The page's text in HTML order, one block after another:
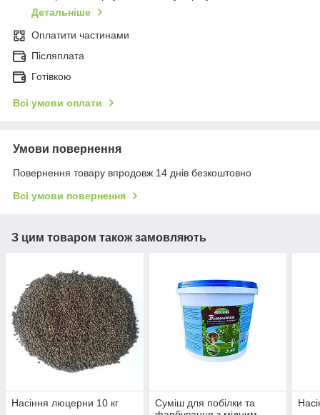
Детальніше
Оплатити частинами
Післяплата
Готівкою
Всі умови оплати
Умови повернення
Повернення товару впродовж 14 днів безкоштовно
Всі умови повернення
З цим товаром також замовляють
Насіння люцерни 10 кг
Суміш для побілки та